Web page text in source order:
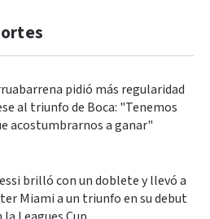
pidió más regularidad
al triunfo de Boca: "Tenemos
acostumbrarnos a ganar"
brilló con un doblete y llevó a
Miami a un triunfo en su debut